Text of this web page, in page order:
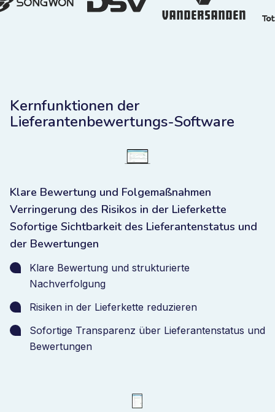
Kernfunktionen der
Lieferantenbewertungs-Software
Klare Bewertung und Folgemaßnahmen
Verringerung des Risikos in der Lieferkette
Sofortige Sichtbarkeit des Lieferantenstatus und
der Bewertungen
Klare Bewertung und strukturierte
Nachverfolgung
Risiken in der Lieferkette reduzieren
Sofortige Transparenz über Lieferantenstatus und
Bewertungen